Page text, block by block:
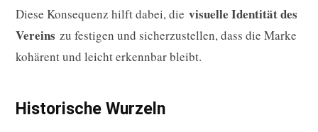
Diese Konsequenz hilft dabei, die visuelle Identität des
Vereins zu festigen und sicherzustellen, dass die Marke
kohärent und leicht erkennbar bleibt.
Historische Wurzeln